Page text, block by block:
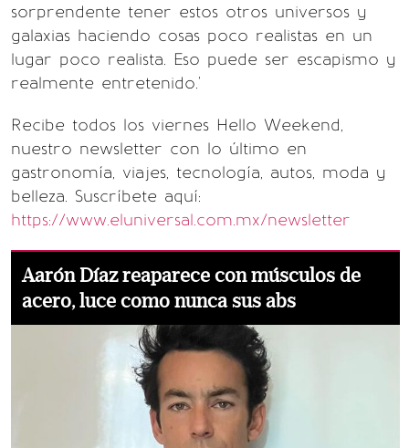
sorprendente tener estos otros universos y
galaxias haciendo cosas poco realistas en un
lugar poco realista. Eso puede ser escapismo y
realmente entretenido.'
Recibe todos los viernes Hello Weekend,
nuestro newsletter con lo último en
gastronomía, viajes, tecnología, autos, moda y
belleza. Suscríbete aquí:
https://www.eluniversal.com.mx/newsletter
Aarón Díaz reaparece con músculos de
acero, luce como nunca sus abs